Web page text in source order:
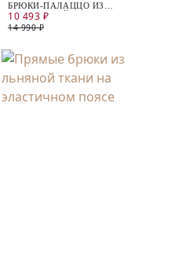
БРЮКИ-ПАЛАЦЦО ИЗ
КОСТЮМНОЙ ТКАНИ С
ВИСКОЗОЙ
10 493 ₽
14 990 ₽